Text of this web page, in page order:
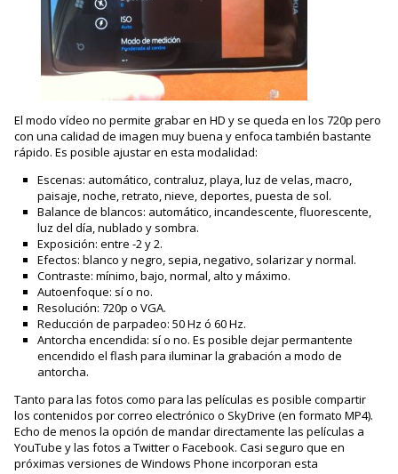
El modo vídeo no permite grabar en HD y se queda en los 720p pero
con una calidad de imagen muy buena y enfoca también bastante
rápido. Es posible ajustar en esta modalidad:
Escenas: automático, contraluz, playa, luz de velas, macro,
paisaje, noche, retrato, nieve, deportes, puesta de sol.
Balance de blancos: automático, incandescente, fluorescente,
luz del día, nublado y sombra.
Exposición: entre -2 y 2.
Efectos: blanco y negro, sepia, negativo, solarizar y normal.
Contraste: mínimo, bajo, normal, alto y máximo.
Autoenfoque: sí o no.
Resolución: 720p o VGA.
Reducción de parpadeo: 50 Hz ó 60 Hz.
Antorcha encendida: sí o no. Es posible dejar permantente
encendido el flash para iluminar la grabación a modo de
antorcha.
Tanto para las fotos como para las películas es posible compartir
los contenidos por correo electrónico o SkyDrive (en formato MP4).
Echo de menos la opción de mandar directamente las películas a
YouTube y las fotos a Twitter o Facebook. Casi seguro que en
próximas versiones de Windows Phone incorporan esta